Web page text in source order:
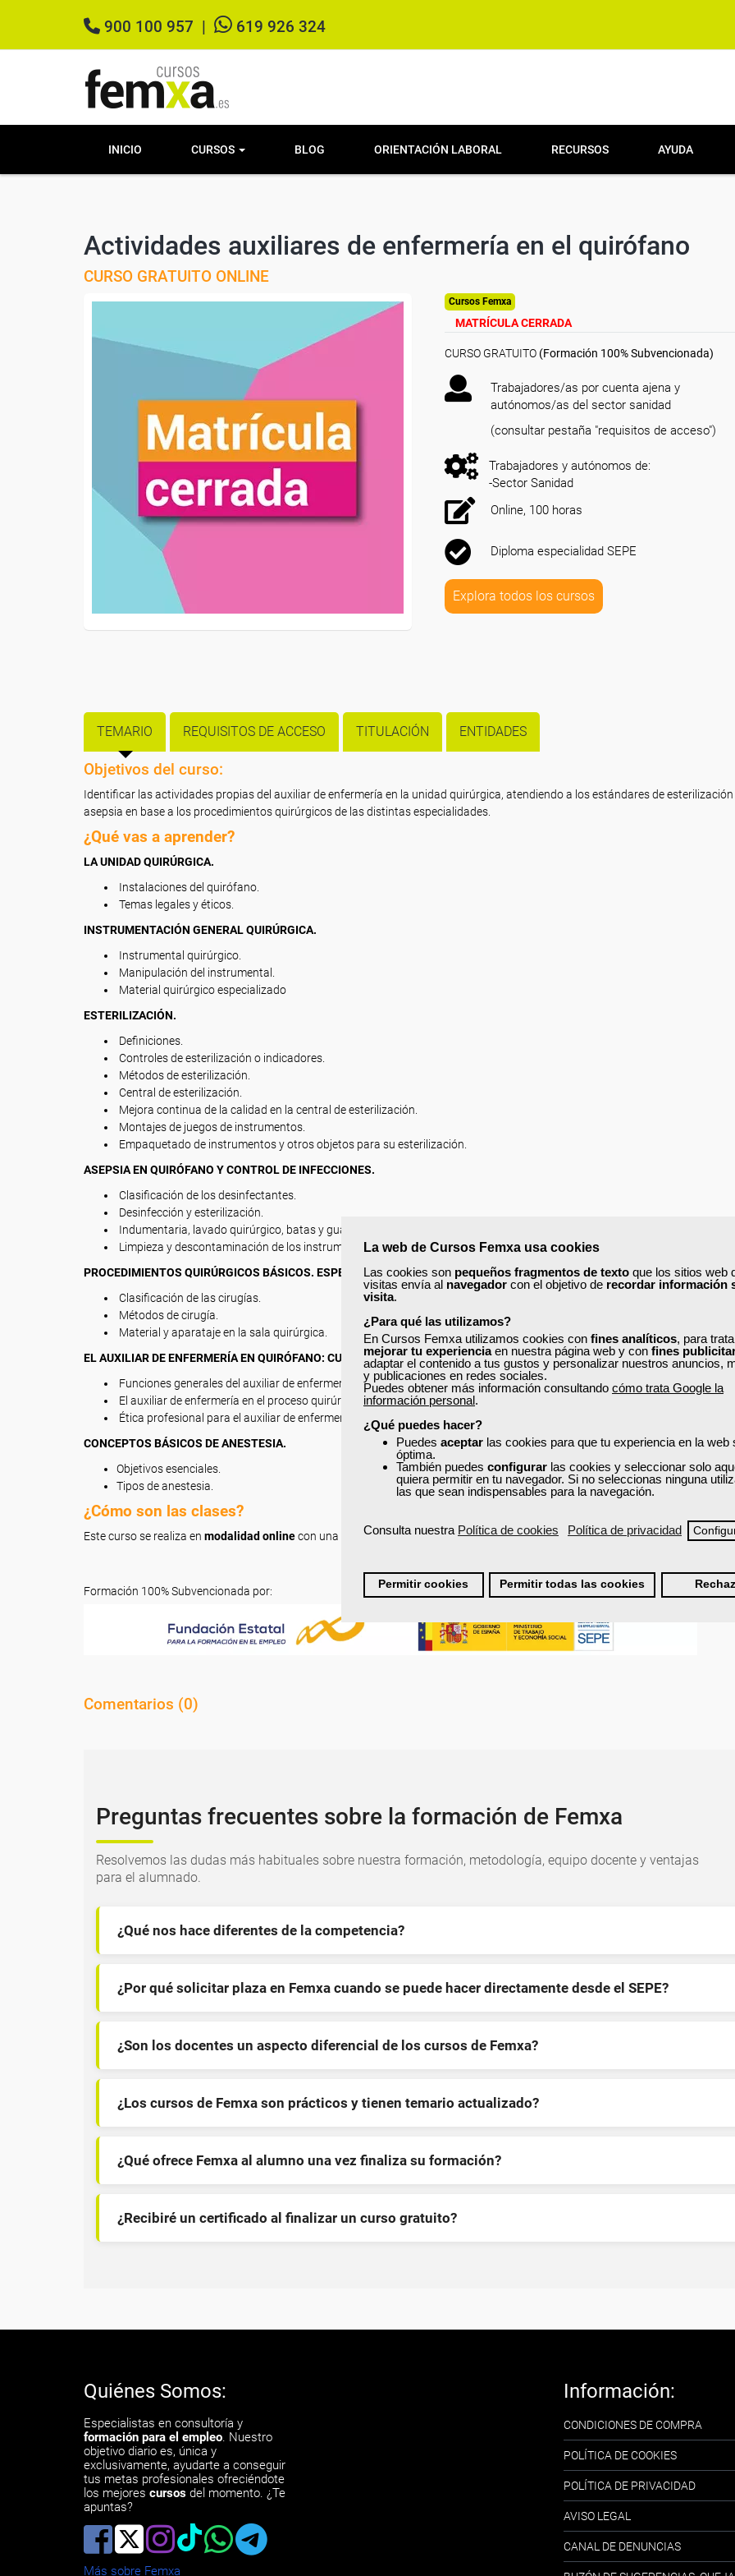
La web de Cursos Femxa usa cookies
Las cookies son pequeños fragmentos de texto que los sitios web
visitas envía al navegador con el objetivo de recordar información
visita.
¿Para qué las utilizamos?
En Cursos Femxa utilizamos cookies con fines analíticos, para
mejorar tu experienciaen nuestra página web y con fines
adaptar el contenido a tus gustos y personalizar nuestros anuncios,
y publicaciones en redes sociales.
Puedes obtener más información consultando cómo trata Google la
información personal.
¿Qué puedes hacer?
Puedes aceptar las cookies para que tu experiencia en la web
óptima.
También puedes configurar las cookies y seleccionar solo
quiera permitir en tu navegador. Si no seleccionas ninguna
las que sean indispensables para la navegación.
Consulta nuestra Política de cookies Política de privacidad
Permitir cookies Permitir todas las cookies
900 100 957 619 926 324
INICIO CURSOS BLOG ORIENTACIÓN LABORAL RECURSOS AYUDA
Actividades auxiliares de enfermería en el quirófano
CURSO GRATUITO ONLINE
Cursos Femxa
MATRÍCULA CERRADA
CURSO GRATUITO (Formación 100% Subvencionada)
Trabajadores/as por cuenta ajena y
autónomos/as del sector sanidad
(consultar pestaña "requisitos de acceso")
Trabajadores y autónomos de:
-Sector Sanidad
Online, 100 horas
Diploma especialidad SEPE
Explora todos los cursos
TEMARIO REQUISITOS DE ACCESO TITULACIÓN ENTIDADES
Objetivos del curso:
Identificar las actividades propias del auxiliar de enfermería en la unidad quirúrgica, atendiendo a los estándares de esterilización
asepsia en base a los procedimientos quirúrgicos de las distintas especialidades.
¿Qué vas a aprender?
LA UNIDAD QUIRÚRGICA.
Instalaciones del quirófano.
Temas legales y éticos.
INSTRUMENTACIÓN GENERAL QUIRÚRGICA.
Instrumental quirúrgico.
Manipulación del instrumental.
Material quirúrgico especializado
ESTERILIZACIÓN.
Definiciones.
Controles de esterilización o indicadores.
Métodos de esterilización.
Central de esterilización.
Mejora continua de la calidad en la central de esterilización.
Montajes de juegos de instrumentos.
Empaquetado de instrumentos y otros objetos para su esterilización.
ASEPSIA EN QUIRÓFANO Y CONTROL DE INFECCIONES.
Clasificación de los desinfectantes.
Desinfección y esterilización.
Indumentaria, lavado quirúrgico, batas y guantes.
Limpieza y descontaminación de los instrumentos.
PROCEDIMIENTOS QUIRÚRGICOS BÁSICOS. ESPECILIDADES QUIRÚRGICAS.
Clasificación de las cirugías.
Métodos de cirugía.
Material y aparataje en la sala quirúrgica.
EL AUXILIAR DE ENFERMERÍA EN QUIRÓFANO: CUIDADOS Y ASISTENCIA AL PACIENTE QUIRÚRGICO.
Funciones generales del auxiliar de enfermería.
El auxiliar de enfermería en el proceso quirúrgico.
Ética profesional para el auxiliar de enfermería en quirófano.
CONCEPTOS BÁSICOS DE ANESTESIA.
Objetivos esenciales.
Tipos de anestesia.
¿Cómo son las clases?
Este curso se realiza en modalidad onlinecon una duración de100 horas
Formación 100% Subvencionada por:
Comentarios (0)
Preguntas frecuentes sobre la formación de Femxa
Resolvemos las dudas más habituales sobre nuestra formación, metodología, equipo docente y ventajas
para el alumnado.
¿Qué nos hace diferentes de la competencia?
¿Por qué solicitar plaza en Femxa cuando se puede hacer directamente desde el SEPE?
¿Son los docentes un aspecto diferencial de los cursos de Femxa?
¿Los cursos de Femxa son prácticos y tienen temario actualizado?
¿Qué ofrece Femxa al alumno una vez finaliza su formación?
¿Recibiré un certificado al finalizar un curso gratuito?
Quiénes Somos:
Especialistas en consultoría y
formación para el empleo. Nuestro
objetivo diario es, única y
exclusivamente, ayudarte a conseguir
tus metas profesionales ofreciéndote
los mejores cursos del momento. ¿Te
apuntas?
Más sobre Femxa
Información:
CONDICIONES DE COMPRA
POLÍTICA DE COOKIES
POLÍTICA DE PRIVACIDAD
AVISO LEGAL
CANAL DE DENUNCIAS